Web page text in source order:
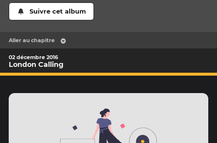
Suivre cet album
Aller au chapitre
02 décembre 2016
London Calling